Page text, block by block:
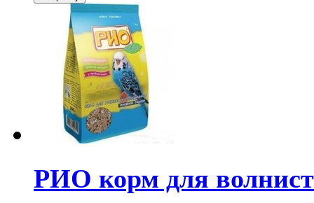
РИО корм для